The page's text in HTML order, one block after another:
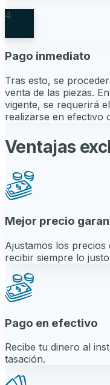
4
Pago inmediato
Tras esto, se
venta de las piezas.
vigente, se requerirá
realizarse en efectivo
Ventajas
Mejor precio
Ajustamos los precios
recibir siempre lo
Pago en efectivo
Recibe tu dinero al
tasación.